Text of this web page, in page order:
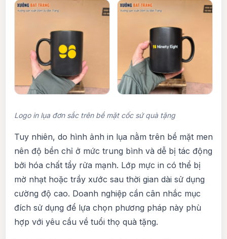
Logo in lụa đơn sắc trên bề mặt cốc sứ quà tặng
Tuy nhiên, do hình ảnh in lụa nằm trên bề mặt men
nên độ bền chỉ ở mức trung bình và dễ bị tác động
bởi hóa chất tẩy rửa mạnh. Lớp mực in có thể bị
mờ nhạt hoặc trầy xước sau thời gian dài sử dụng
cường độ cao. Doanh nghiệp cần cân nhắc mục
đích sử dụng để lựa chọn phương pháp này phù
hợp với yêu cầu về tuổi thọ quà tặng.